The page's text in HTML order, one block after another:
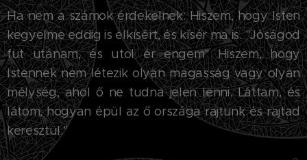
Ha nem a számok érdekelnek: Hiszem, hogy Isten
kegyelme eddig is elkísért, és kísér ma is. "Jóságod
fut utánam, és utol ér engem" Hiszem, hogy
Istennek nem létezik olyan magasság vagy olyan
mélység, ahol ő ne tudna jelen lenni. Láttam, és
látom, hogyan épül az ő országa rajtunk és rajtad
keresztül."